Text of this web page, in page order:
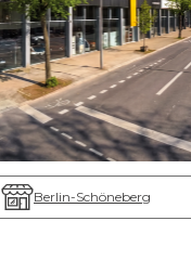
Berlin-Schöneberg